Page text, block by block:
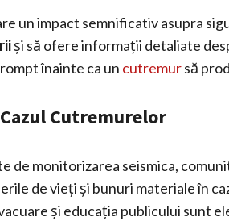
un impact semnificativ asupra
și să ofere informații detaliate
înainte ca un cutremursă
Cutremurelor
de monitorizarea seismica,
de vieți și bunuri materiale în
și educația publicului sunt